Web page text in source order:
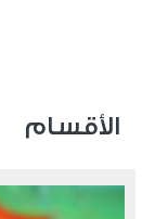
الأقسام